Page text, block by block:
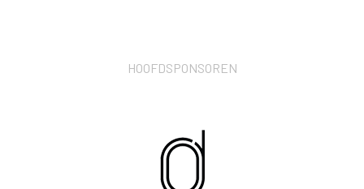
HOOFDSPONSOREN